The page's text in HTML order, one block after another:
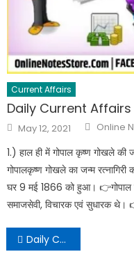
Current Affairs
Daily Current Affairs
May 12, 2021 Online
1.) हाल ही में गोपाल कृष्ण गोखले
गोपालकृष्ण गोखले का जन्म
घर 9 मई 1866 को हुआ। 👉गोपाल
समाजसेवी, विचारक एवं सुधारक थे।
Daily Current Affairs – 07 October 2021